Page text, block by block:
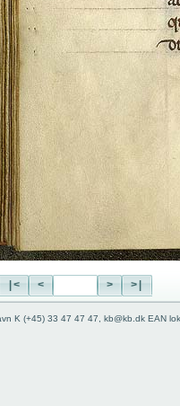
|< < > >|
K (+45) 33 47 47 47, kb@kb.dk EAN